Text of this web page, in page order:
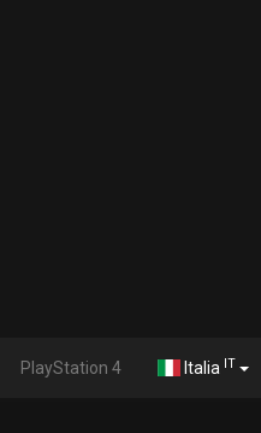
PlayStation 4 Italia IT